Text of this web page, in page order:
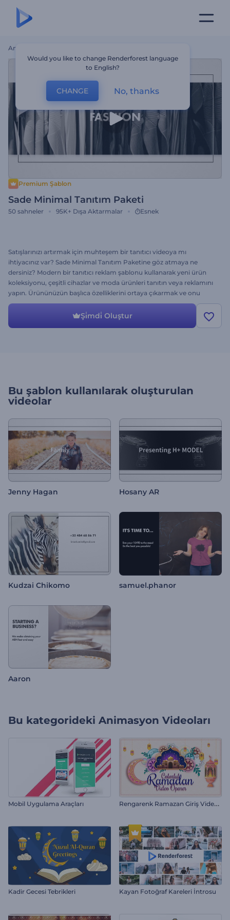
Ana Sayfa
Premium Şablon
Sade Minimal Tanıtım Paketi
50 sahneler 95K+ Dışa Aktarmalar Esnek
Satışlarınızı artırmak için muhteşem bir tanıtıcı videoya mı
ihtiyacınız var? Sade Minimal Tanıtım Paketine göz atmaya ne
dersiniz? Modern bir tanıtıcı reklam şablonu kullanarak yeni ürün
koleksiyonu, çeşitli cihazlar ve moda ürünleri tanıtın veya reklamını
yapın. Ürününüzün başlıca özelliklerini ortaya çıkarmak ve onu
piyasada benzersiz kılmak için resimlerinizi ve videolarınızı
sergileyin. Kurumsal sunumlar, şirket portföyü, müzik endüstrisi,
moda videoları ve çok daha farklı alanlarda kullanılmak için
Şi̇mdi̇ Oluştur
Bu şablon kullanılarak oluşturulan
videolar
Jenny Hagan Hosany AR
Kudzai Chikomo samuel.phanor
Aaron
Bu kategorideki Animasyon Videoları
Mobil Uygulama Araçları R
engarenk Ramazan Giriş Videosu
Kadir Gecesi Tebrikleri Kayan Fotoğraf Kareleri İntrosu
Would you like to change Renderforest language
to English?
CHANGE No, thanks